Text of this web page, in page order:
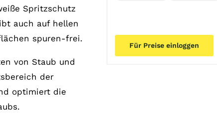
Spritzschutz
auch auf hellen
spuren-frei.
von Staub und
der
optimiert die
Für Preise einloggen